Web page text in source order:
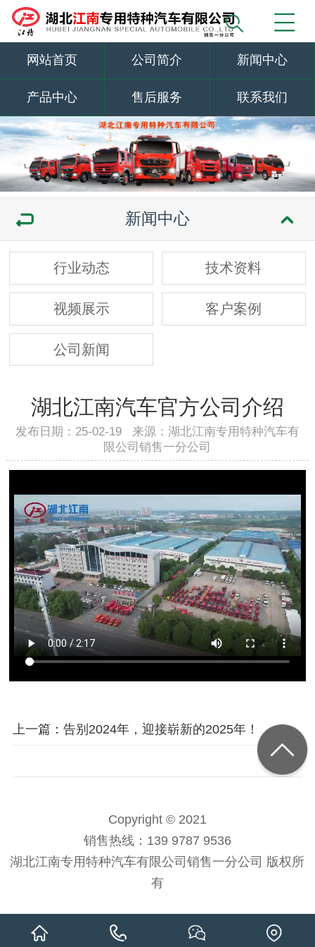
网站首页 公司简介 新闻中心
产品中心 售后服务 联系我们
新闻中心
行业动态 技术资料
视频展示 客户案例
公司新闻
湖北江南汽车官方公司介绍
发布日期：25-02-19 来源：湖北江南专用特种汽车有
限公司销售一分公司
上一篇：告别2024年，迎接崭新的2025年！
Copyright © 2021
销售热线：139 9787 9536
湖北江南专用特种汽车有限公司销售一分公司 版权所
有